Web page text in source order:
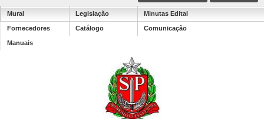
Mural Legislação Minutas Edital
Fornecedores Catálogo Comunicação
Manuais